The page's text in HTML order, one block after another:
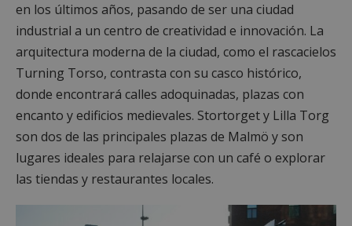
en los últimos años, pasando de ser una ciudad
industrial a un centro de creatividad e innovación. La
arquitectura moderna de la ciudad, como el rascacielos
Turning Torso, contrasta con su casco histórico,
donde encontrará calles adoquinadas, plazas con
encanto y edificios medievales. Stortorget y Lilla Torg
son dos de las principales plazas de Malmö y son
lugares ideales para relajarse con un café o explorar
las tiendas y restaurantes locales.